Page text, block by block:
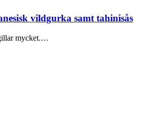
vildgurka samt tahinisås
mycket.…